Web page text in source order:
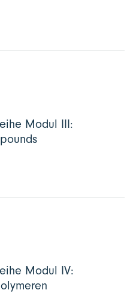
Modul III:
Modul IV: